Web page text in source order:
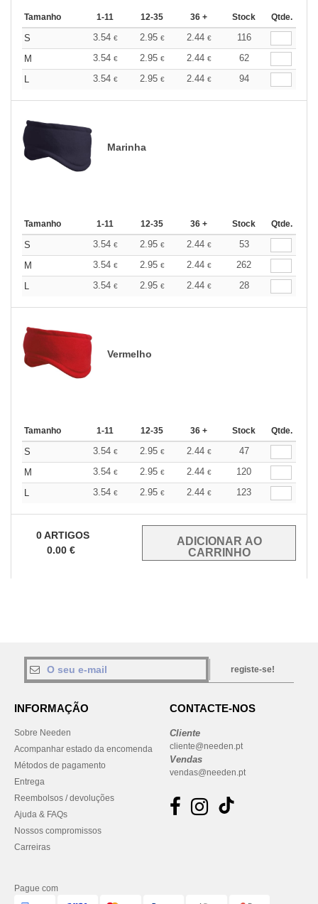
Tamanho 1-11 12-35 36 + Stock Qtde.
S 3.54 € 2.95 € 2.44 €
116
M
3.54 € 2.95 € 2.44 €
62
L
3.54 € 2.95 € 2.44 € 94
Marinha
Tamanho 1-11 12-35 36 + Stock Qtde.
S 3.54 € 2.95 € 2.44 €
53
M
3.54 € 2.95 € 2.44 €
262
L
3.54 € 2.95 € 2.44 € 28
Vermelho
Tamanho 1-11 12-35 36 + Stock Qtde.
S 3.54 € 2.95 € 2.44 €
47
M
3.54 € 2.95 € 2.44 €
120
L
3.54 € 2.95 € 2.44 € 123
0ARTIGOS
0.00 €
registe-se!
INFORMAÇÃO
Sobre Needen
Acompanhar estado da encomenda
Métodos de pagamento
Entrega
Reembolsos / devoluções
Ajuda & FAQs
Nossos compromissos
Carreiras
CONTACTE-NOS
Cliente
cliente@needen.pt
Vendas
vendas@needen.pt
Pague com